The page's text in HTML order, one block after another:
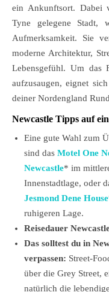
ein Ankunftsort. Dabei
Tyne gelegene Stadt,
Aufmerksamkeit. Sie
moderne Architektur,
Lebensgefühl. Um das
aufzusaugen, eignet
deiner Nordengland
Newcastle Tipps auf
Eine gute Wahl zum
sind das Motel One
Newcastle* im
Innenstadtlage, oder
Jesmond Dene House
ruhigeren Lage.
Reisedauer
Das solltest du in
verpassen: Street-
über die Grey Street,
natürlich die